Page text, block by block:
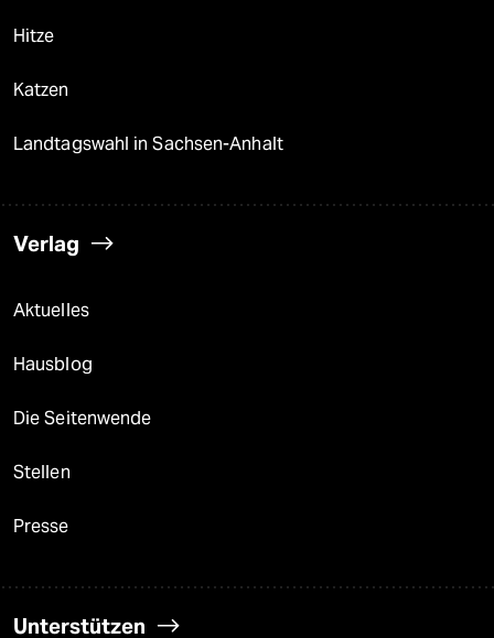
Hitze
Katzen
Landtagswahl in Sachsen-Anhalt
Verlag
Aktuelles
Hausblog
Die Seitenwende
Stellen
Presse
Unterstützen